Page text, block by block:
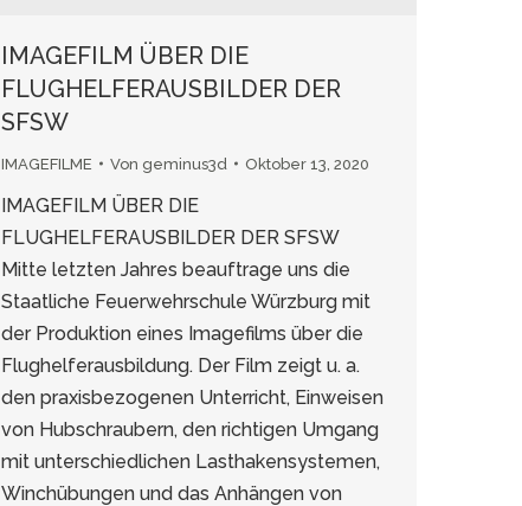
IMAGEFILM ÜBER DIE
FLUGHELFERAUSBILDER DER
SFSW
IMAGEFILME Von geminus3d Oktober 13, 2020
IMAGEFILM ÜBER DIE
FLUGHELFERAUSBILDER DER SFSW
Mitte letzten Jahres beauftrage uns die
Staatliche Feuerwehrschule Würzburg mit
der Produktion eines Imagefilms über die
Flughelferausbildung. Der Film zeigt u. a.
den praxisbezogenen Unterricht, Einweisen
von Hubschraubern, den richtigen Umgang
mit unterschiedlichen Lasthakensystemen,
Winchübungen und das Anhängen von